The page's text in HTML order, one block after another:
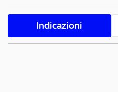
Indicazioni